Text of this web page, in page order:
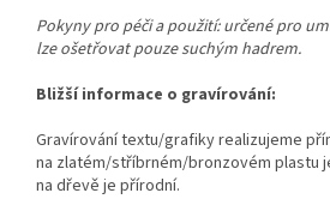
Pokyny pro péči a použití: určené pro
lze ošetřovat pouze suchým hadrem.
Bližší informace o gravírování:
Gravírování textu/grafiky realizujeme
na zlatém/stříbrném/bronzovém plastu
na dřevě je přírodní.